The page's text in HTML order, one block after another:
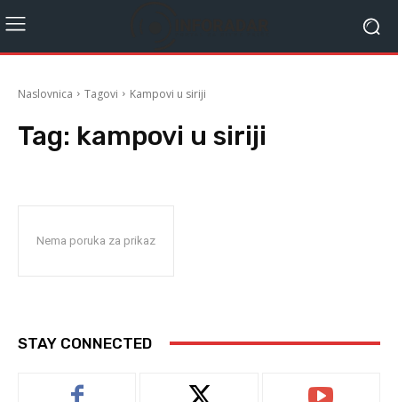
Naslovnica Tagovi Kampovi u siriji
Tag: kampovi u siriji
Nema poruka za prikaz
STAY CONNECTED